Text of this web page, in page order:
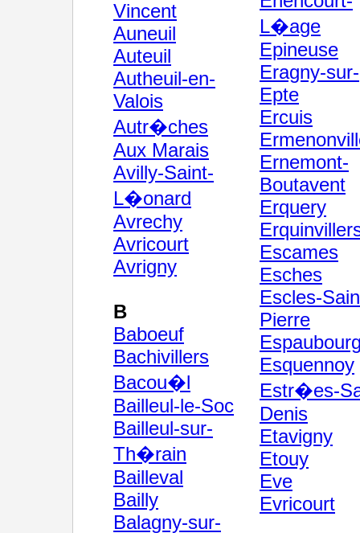
Vincent
Auneuil
Auteuil
Autheuil-en-
Valois
Autr�ches
Aux Marais
Avilly-Saint-
L�onard
Avrechy
Avricourt
Avrigny
B
Baboeuf
Bachivillers
Bacou�l
Bailleul-le-Soc
Bailleul-sur-
Th�rain
Bailleval
Bailly
Balagny-sur-
L�age
Epineuse
Eragny-sur-
Epte
Ercuis
Ernemont-
Boutavent
Erquery
Escames
Esches
Escles-
Pierre
Esquennoy
Estr�es-
Denis
Etavigny
Etouy
Eve
Evricourt